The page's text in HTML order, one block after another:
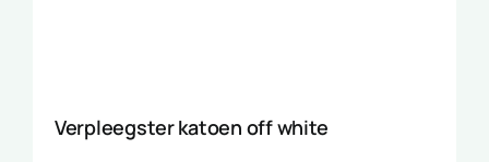
Verpleegster katoen off white